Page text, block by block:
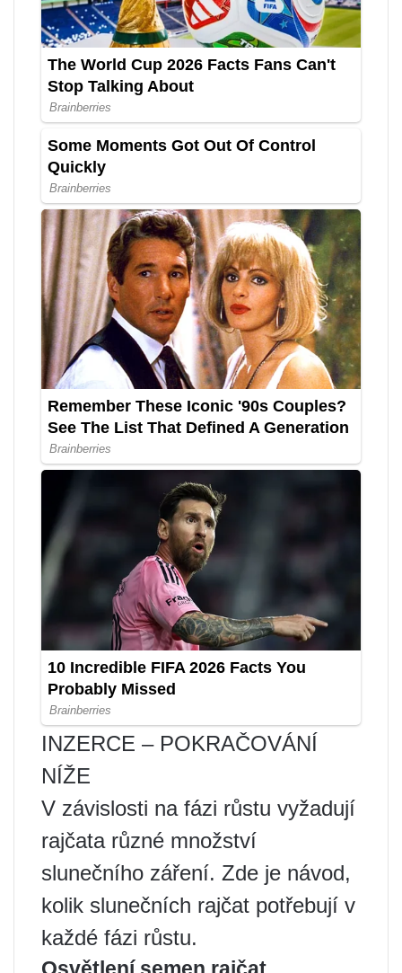
INZERCE – POKRAČOVÁNÍ
NÍŽE
V závislosti na fázi růstu vyžadují
rajčata různé množství
slunečního záření. Zde je návod,
kolik slunečních rajčat potřebují v
každé fázi růstu.